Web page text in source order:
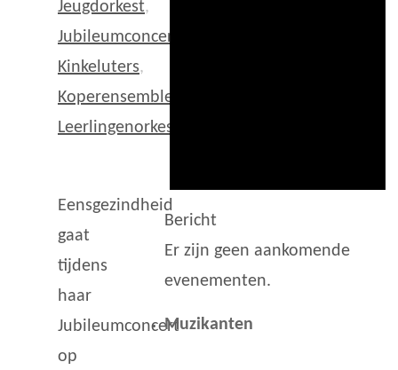
Jeugdorkest,
Jubileumconcert
Kinkeluters,
Koperensemble
Leerlingenorkest
Eensgezindheid
gaat
tijdens
haar
Jubileumconcert
op
Bericht
Er zijn geen aankomende
evenementen.
Muzikanten